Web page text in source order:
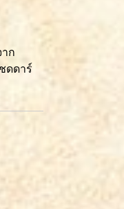
ก
ดดาร์